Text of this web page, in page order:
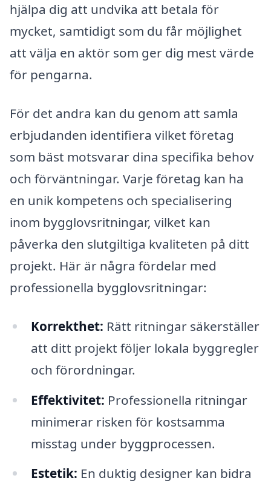
hjälpa dig att undvika att betala för
mycket, samtidigt som du får möjlighet
att välja en aktör som ger dig mest värde
för pengarna.
För det andra kan du genom att samla
erbjudanden identifiera vilket företag
som bäst motsvarar dina specifika behov
och förväntningar. Varje företag kan ha
en unik kompetens och specialisering
inom bygglovsritningar, vilket kan
påverka den slutgiltiga kvaliteten på ditt
projekt. Här är några fördelar med
professionella bygglovsritningar:
Korrekthet: Rätt ritningar säkerställer
att ditt projekt följer lokala byggregler
och förordningar.
Effektivitet: Professionella ritningar
minimerar risken för kostsamma
misstag under byggprocessen.
Estetik: En duktig designer kan bidra